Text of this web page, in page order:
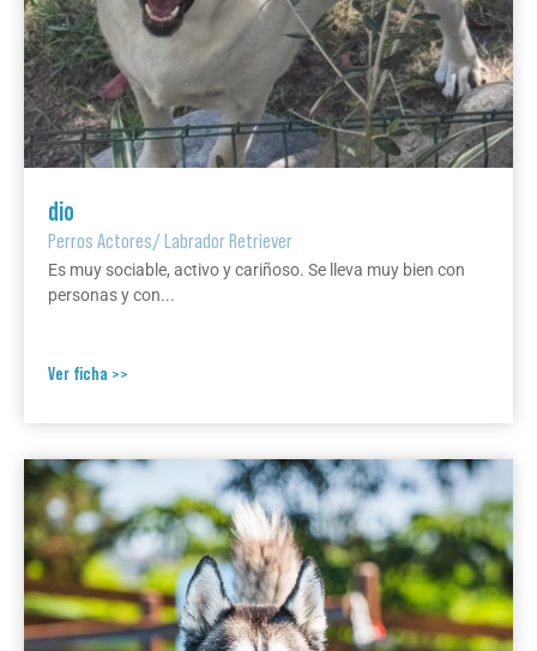
dio
Perros Actores/Labrador Retriever
Es muy sociable, activo y cariñoso. Se lleva muy bien con
personas y con...
Ver ficha >>